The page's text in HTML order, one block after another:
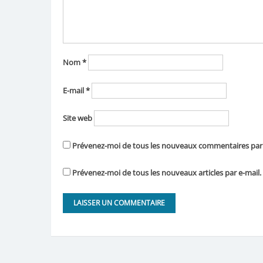
Nom*
E-mail*
Site web
Prévenez-moi de tous les nouveaux commentaires
Prévenez-moi de tous les nouveaux articles par e-mail.